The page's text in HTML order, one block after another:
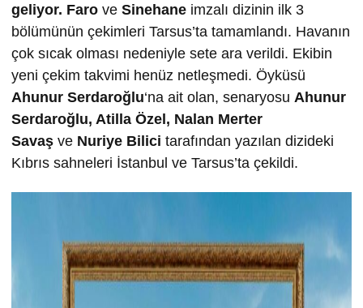
geliyor. Faro ve Sinehane imzalı dizinin ilk 3
bölümünün çekimleri Tarsus’ta tamamlandı. Havanın
çok sıcak olması nedeniyle sete ara verildi. Ekibin
yeni çekim takvimi henüz netleşmedi. Öyküsü
Ahunur Serdaroğlu‘na ait olan, senaryosu Ahunur
Serdaroğlu, Atilla Özel, Nalan Merter
Savaş ve Nuriye Bilici tarafından yazılan dizideki
Kıbrıs sahneleri İstanbul ve Tarsus’ta çekildi.